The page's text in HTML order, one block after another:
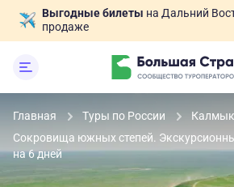
Выгодные билеты на Дальний
продаже
Главная Туры по России
Сокровища южных степей.
на 6 дней